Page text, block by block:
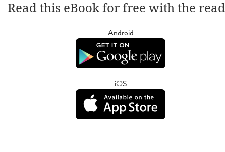
Read this eBook for free with the
Android
iOS